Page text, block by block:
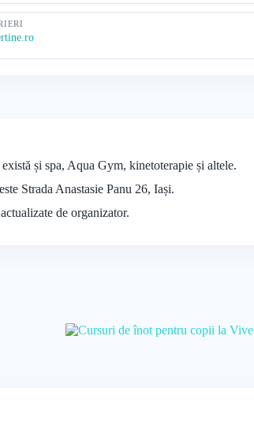
și spa, Aqua Gym, kinetoterapie și altele.
Strada Anastasie Panu 26, Iași.
de organizator.